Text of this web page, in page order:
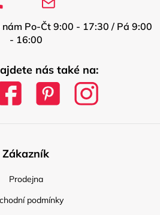
Po-Čt 9:00 - 17:30 / Pá 9:00
- 16:00
nás také na:
Zákazník
Prodejna
podmínky